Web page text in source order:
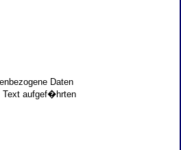
Daten
Text aufgef�hrten